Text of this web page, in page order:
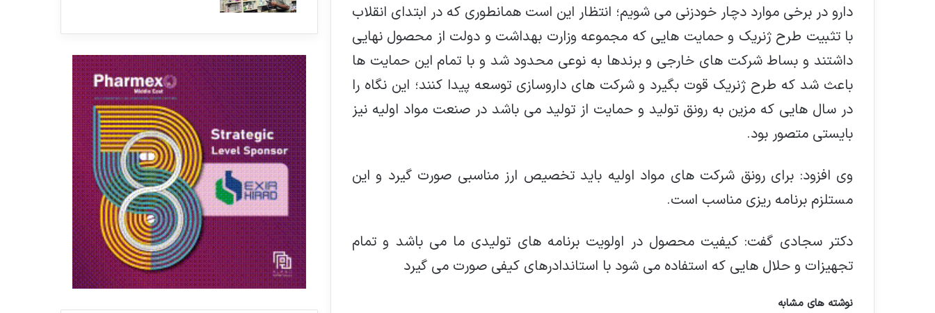
دارو در برخی موارد دچار خودزنی می شویم؛ انتظار این است همانطوری که در ابتدای انقلاب
با تثبیت طرح ژنریک و حمایت هایی که مجموعه وزارت بهداشت و دولت از محصول نهایی
داشتند و بساط شرکت های خارجی و برندها به نوعی محدود شد و با تمام این حمایت ها
باعث شد که طرح ژنریک قوت بگیرد و شرکت های داروسازی توسعه پیدا کنند؛ این نگاه را
در سال هایی که مزین به رونق تولید و حمایت از تولید می باشد در صنعت مواد اولیه نیز
بایستی متصور بود.
وی افزود: برای رونق شرکت های مواد اولیه باید تخصیص ارز مناسبی صورت گیرد و این
مستلزم برنامه ریزی مناسب است.
دکتر سجادی گفت: کیفیت محصول در اولویت برنامه های تولیدی ما می باشد و تمام
تجهیزات و حلال هایی که استفاده می شود با استاندادرهای کیفی صورت می گیرد
نوشته های مشابه